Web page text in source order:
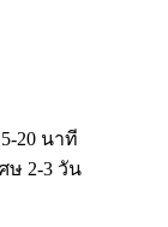
20 นาที
ษ 2-3 วัน